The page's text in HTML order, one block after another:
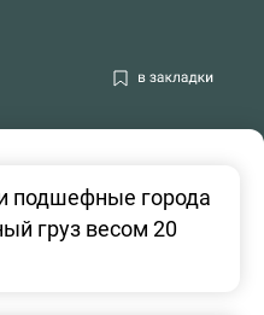
подшефные города
груз весом 20